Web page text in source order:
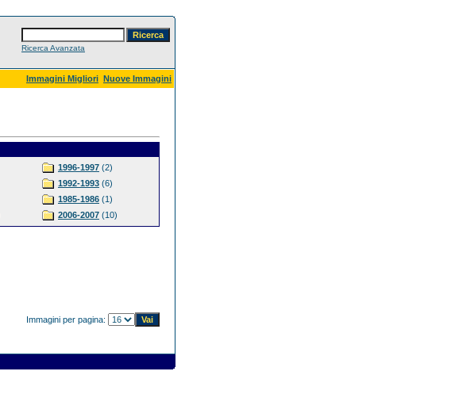
Ricerca Avanzata
Immagini Migliori Nuove Immagini
1996-1997 (2)
1992-1993 (6)
1985-1986 (1)
2006-2007 (10)
Immagini per pagina: